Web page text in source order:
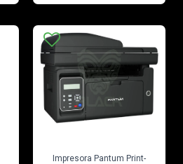
Impresora Pantum Print-